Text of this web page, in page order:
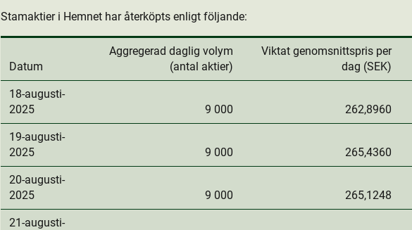
Stamaktie­r i Hemnet har återköpts enligt följande:
Datum
Aggregerad daglig volym
(antal aktie­r)
Viktat genomsnittspris per
dag (SEK)
18-augusti-
2025
9 000 262,8960
19-augusti-
2025
9 000 265,4360
20-augusti-
2025
9 000 265,1248
21-augusti-